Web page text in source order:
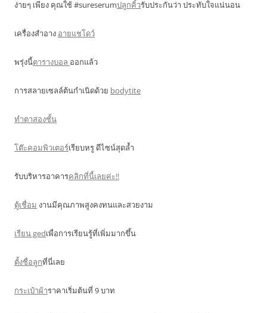
ง่ายๆ เพียง คุณใช้ #sureserumปลูกคิ้วรับประกันว่า ประทับใจแน่นอน
เครื่องสำอาง อายแชโดว์
พรุ่งนี้ตารางบอล ออกแล้ว
การสลายเซลล์ต้นกำเนิดด้วย bodytite
ทำตาสองชั้น
โต๊ะคอมพิวเตอร์เรียบหรู ดีไซน์สุดล้ำ
รับบริหารอาคารคลิกที่นี้เลยค่ะ!!
ตู้เชื่อม งานมีคุณภาพสูงคงทนและสวยงาม
เรียน gedเพื่อการเรียนรู้ที่เพิ่มมากขึ้น
ตั้งชื่อลูกที่นี่เลย
กระเป๋าผ้าราคาเริ่มต้นที่ 9 บาท